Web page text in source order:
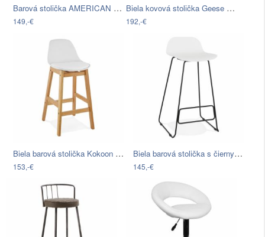
Barová stolička AMERICAN DINER…
149,-€
Biela kovová stolička Geese Industrial…
192,-€
Biela barová stolička Kokoon Elody,…
153,-€
Biela barová stolička s čiernymi nohami…
145,-€